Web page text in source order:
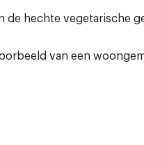
de hechte vegetarische
van een